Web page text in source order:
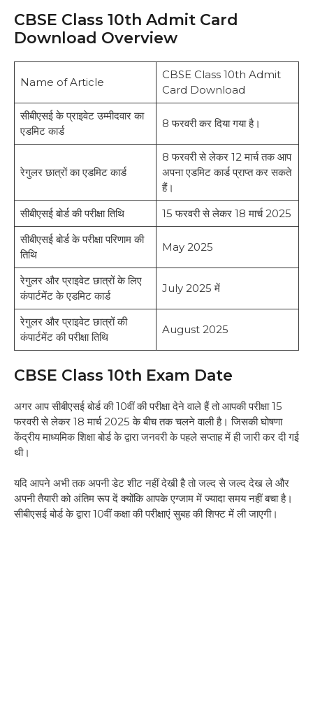
CBSE Class 10th Admit Card
Download Overview
Name of Article
CBSE Class 10th Admit
Card Download
सीबीएसई के प्राइवेट उम्मीदवार का
एडमिट कार्ड
8 फरवरी कर दिया गया है।
रेगुलर छात्रों का एडमिट कार्ड
8 फरवरी से लेकर 12 मार्च तक आप
अपना एडमिट कार्ड प्राप्त कर सकते
हैं।
सीबीएसई बोर्ड की परीक्षा तिथि
15 फरवरी से लेकर 18 मार्च 2025
सीबीएसई बोर्ड के परीक्षा परिणाम की
तिथि
May 2025
रेगुलर और प्राइवेट छात्रों के लिए
कंपार्टमेंट के एडमिट कार्ड
July 2025 में
रेगुलर और प्राइवेट छात्रों की
कंपार्टमेंट की परीक्षा तिथि
August 2025
CBSE Class 10th Exam Date
अगर आप सीबीएसई बोर्ड की 10वीं की परीक्षा देने वाले हैं तो आपकी परीक्षा 15
फरवरी से लेकर 18 मार्च 2025 के बीच तक चलने वाली है। जिसकी घोषणा
केंद्रीय माध्यमिक शिक्षा बोर्ड के द्वारा जनवरी के पहले सप्ताह में ही जारी कर दी गई
थी।
यदि आपने अभी तक अपनी डेट शीट नहीं देखी है तो जल्द से जल्द देख ले और
अपनी तैयारी को अंतिम रूप दें क्योंकि आपके एग्जाम में ज्यादा समय नहीं बचा है।
सीबीएसई बोर्ड के द्वारा 10वीं कक्षा की परीक्षाएं सुबह की शिफ्ट में ली जाएगी।